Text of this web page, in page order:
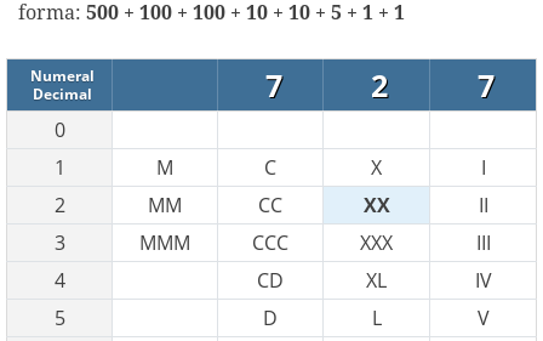
forma: 500 + 100 + 100 + 10 + 10 + 5 + 1 + 1
Numeral
Decimal
7 2 7
0
1
M C X
I
2
MM CC XX
II
3
MMM CCC XXX
III
4
CD XL
IV
5
D L
V